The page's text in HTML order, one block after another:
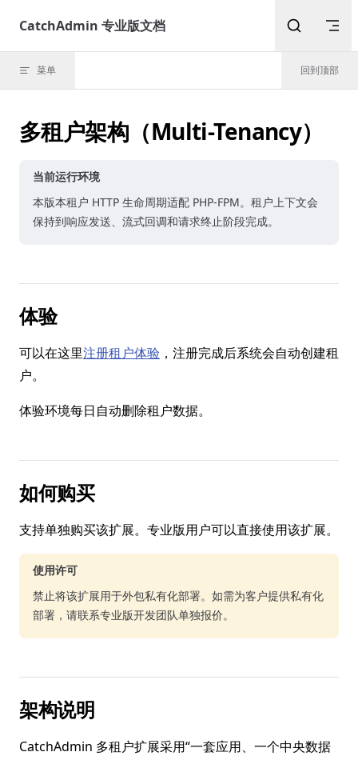
Skip to content
CatchAdmin 专业版文档
菜单 回到顶部
多租户架构（Multi-Tenancy）
当前运行环境
本版本租户 HTTP 生命周期适配 PHP-FPM。租户上下文会
保持到响应发送、流式回调和请求终止阶段完成。
体验
可以在这里注册租户体验 ，注册完成后系统会自动创建租
户。
体验环境每日自动删除租户数据。
如何购买
支持单独购买该扩展。专业版用户可以直接使用该扩展。
使用许可
禁止将该扩展用于外包私有化部署。如需为客户提供私有化
部署，请联系专业版开发团队单独报价。
架构说明
CatchAdmin 多租户扩展采用“一套应用、一个中央数据